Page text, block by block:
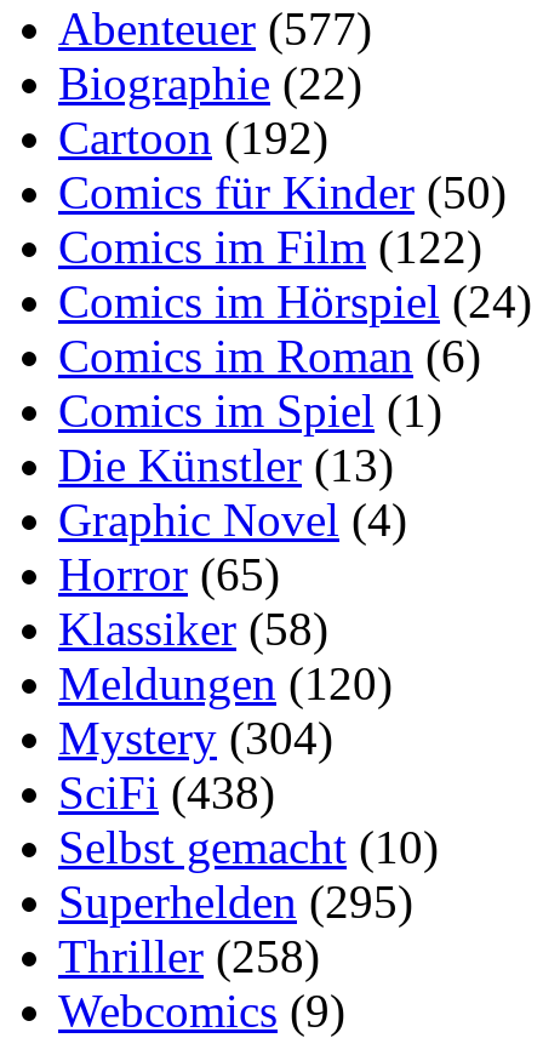
Abenteuer (577)
Biographie (22)
Cartoon (192)
Comics für Kinder (50)
Comics im Film (122)
Comics im Hörspiel (24)
Comics im Roman (6)
Comics im Spiel (1)
Die Künstler (13)
Graphic Novel (4)
Horror (65)
Klassiker (58)
Meldungen (120)
Mystery (304)
SciFi (438)
Selbst gemacht (10)
Superhelden (295)
Thriller (258)
Webcomics (9)